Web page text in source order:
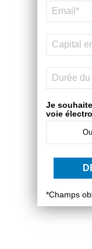
Je
voie
*Champs